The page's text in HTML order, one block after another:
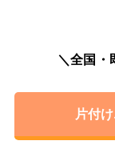
＼全国・
片付